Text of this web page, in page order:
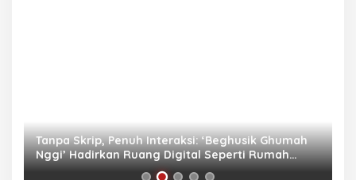
Tanpa Skrip, Penuh Interaksi: ‘Beghusik Ghumah
Nggi’ Hadirkan Ruang Digital Seperti Rumah
Sendiri